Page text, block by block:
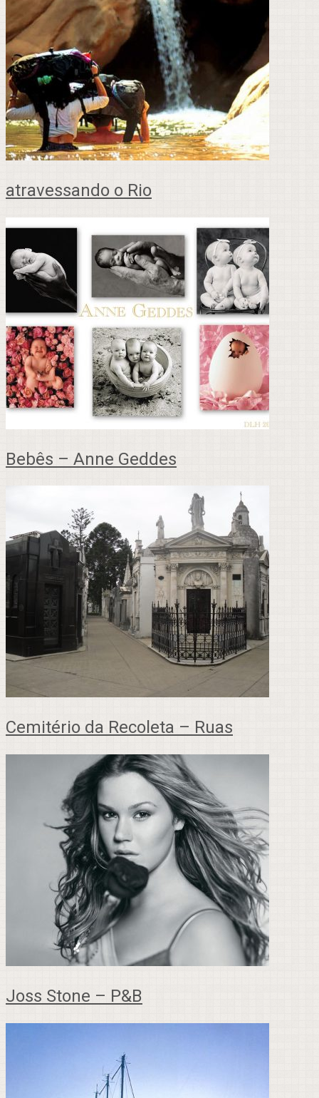
atravessando o Rio
Bebês – Anne Geddes
Cemitério da Recoleta – Ruas
Joss Stone – P&B